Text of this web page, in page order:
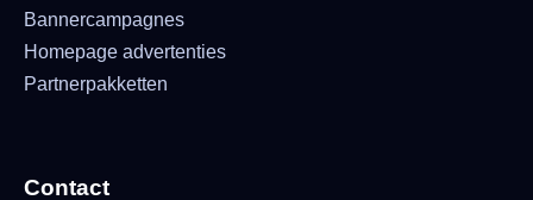
Bannercampagnes
Homepage advertenties
Partnerpakketten
Contact